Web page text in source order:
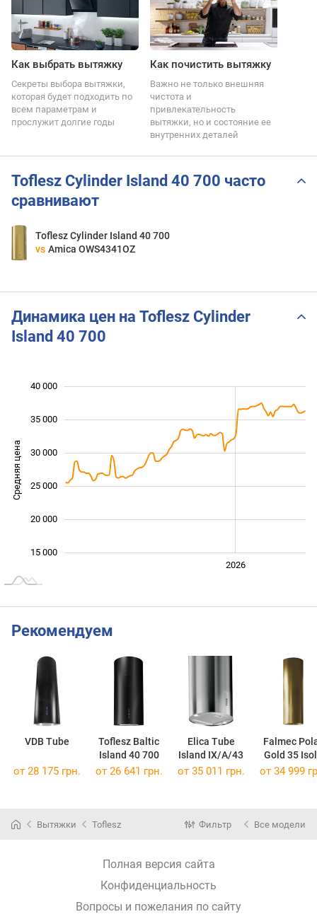
Как выбрать вытяжку
Секреты выбора вытяжки,
которая будет подходить по
всем параметрам и
прослужит долгие годы
Как почистить вытяжку
Важно не только внешняя
чистота и
привлекательность
вытяжки, но и состояние ее
внутренних деталей
Toflesz Cylinder Island 40 700 часто
сравнивают
Toflesz Cylinder Island 40 700
vs Amica OWS4341OZ
Динамика цен на Toflesz Cylinder
Island 40 700
Средняя цена
15 000
20 000
25 000
30 000
35 000
40 000
2026
Рекомендуем
VDB Tube
Toflesz Baltic
Island 40 700
Elica Tube
Island IX/A/43
Falmec
Gold 35
от 28 175 грн. от 26 641 грн. от 35 011 грн. от 34 999
Вытяжки Toflesz Фильтр Все модели
Полная версия сайта
Конфиденциальность
Вопросы и пожелания по сайту